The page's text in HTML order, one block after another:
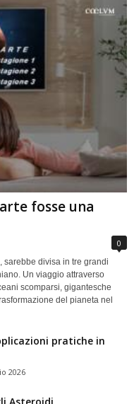
fosse una
0
sarebbe divisa in tre grandi
Un viaggio attraverso
scomparsi, gigantesche
del pianeta nel
pratiche in
2026